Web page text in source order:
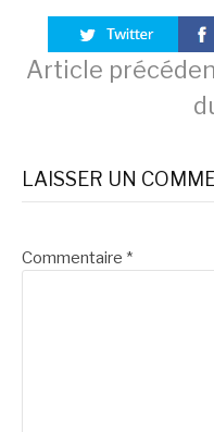
Lire
la
suite
Article
LAISSER UN
Commentaire *